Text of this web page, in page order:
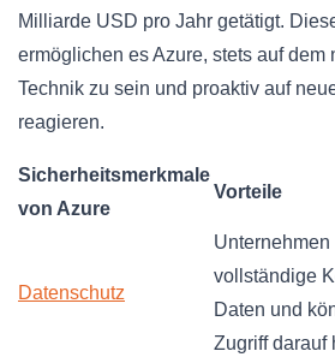
Milliarde USD pro Jahr getätigt.
ermöglichen es Azure, stets auf dem
Technik zu sein und proaktiv auf
reagieren.
Sicherheitsmerkmale
von Azure
Vorteile
Datenschutz
vollständige
Daten und
Zugriff darauf